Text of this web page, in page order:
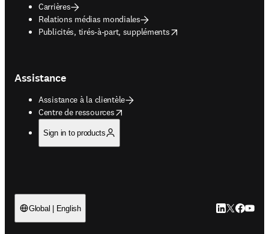
Carrières
Relations médias mondiales
Publicités, tirés-à-part, suppléments
opens in new tab/window
Assistance
Assistance à la clientèle
Centre de ressources
opens in new tab/window
Sign in to products
Global | English LinkedIn
Twitter